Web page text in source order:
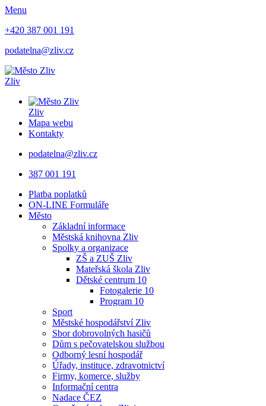
Menu
+420 387 001 191
podatelna@zliv.cz
Zliv
Zliv
Mapa webu
Kontakty
podatelna@zliv.cz
387 001 191
Platba poplatků
ON-LINE Formuláře
Město
Základní informace
Městská knihovna Zliv
Spolky a organizace
ZŠ a ZUŠ Zliv
Mateřská škola Zliv
Dětské centrum 10
Fotogalerie 10
Program 10
Sport
Městské hospodářství Zliv
Sbor dobrovolných hasičů
Dům s pečovatelskou službou
Odborný lesní hospodář
Úřady, instituce, zdravotnictví
Firmy, komerce, služby
Informační centra
Nadace ČEZ